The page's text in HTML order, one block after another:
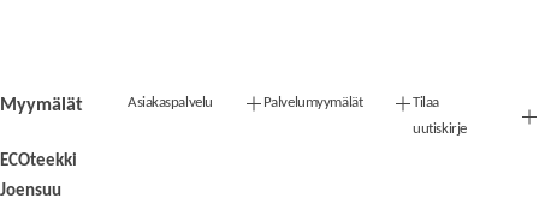
Myymälät
ECOteekki
Joensuu
Asiakaspalvelu Palvelumyymälät
Tilaa
uutiskirje